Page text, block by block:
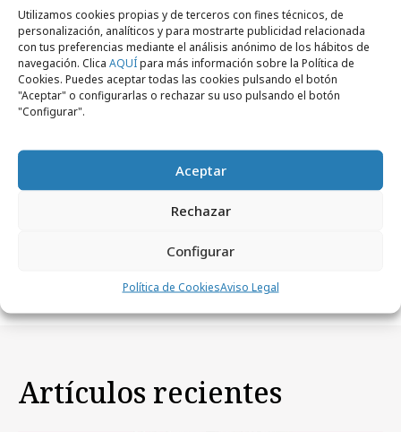
Utilizamos cookies propias y de terceros con fines técnicos, de
personalización, analíticos y para mostrarte publicidad relacionada
con tus preferencias mediante el análisis anónimo de los hábitos de
navegación. Clica AQUÍpara más información sobre la Política de
Cookies. Puedes aceptar todas las cookies pulsando el botón
"Aceptar" o configurarlas o rechazar su uso pulsando el botón
"Configurar".
Aceptar
Rechazar
Configurar
Política de CookiesAviso Legal
La creatividad premiada en la era de la
Artículos recientes